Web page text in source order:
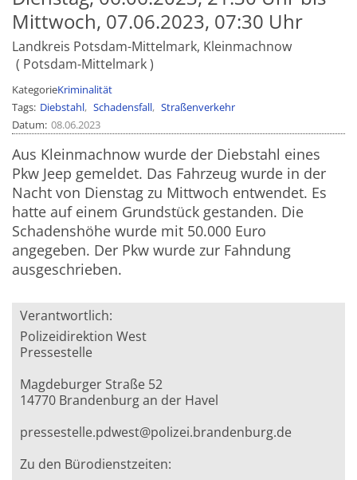
Mittwoch, 07.06.2023, 07:30 Uhr
Landkreis Potsdam-Mittelmark, Kleinmachnow
Potsdam-Mittelmark
KategorieKriminalität
Tags Diebstahl Schadensfall
Straßenverkehr
Datum 08.06.2023
Aus Kleinmachnow wurde der Diebstahl eines
Pkw Jeep gemeldet. Das Fahrzeug wurde in der
Nacht von Dienstag zu Mittwoch entwendet. Es
hatte auf einem Grundstück gestanden. Die
Schadenshöhe wurde mit 50.000 Euro
angegeben. Der Pkw wurde zur Fahndung
ausgeschrieben.
Verantwortlich:
Polizeidirektion West
Pressestelle
Magdeburger Straße 52
14770 Brandenburg an der Havel
pressestelle.pdwest@polizei.brandenburg.de
Zu den Bürodienstzeiten: